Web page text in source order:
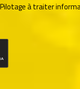
à traiter